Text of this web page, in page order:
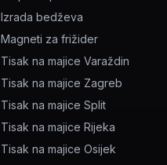
Izrada bedževa
Magneti za frižider
Tisak na majice Varaždin
Tisak na majice Zagreb
Tisak na majice Split
Tisak na majice Rijeka
Tisak na majice Osijek